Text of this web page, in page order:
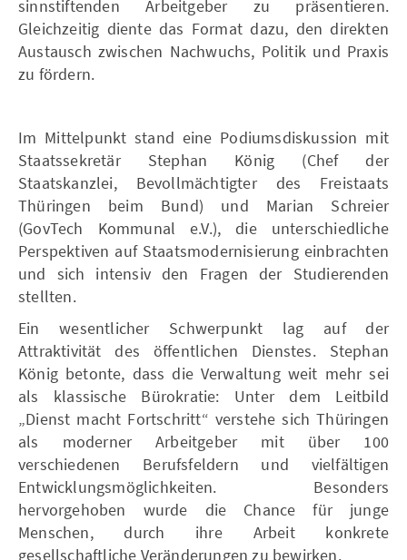
sinnstiftenden Arbeitgeber zu präsentieren.
Gleichzeitig diente das Format dazu, den direkten
Austausch zwischen Nachwuchs, Politik und Praxis
zu fördern.
Im Mittelpunkt stand eine Podiumsdiskussion mit
Staatssekretär Stephan König (Chef der
Staatskanzlei, Bevollmächtigter des Freistaats
Thüringen beim Bund) und Marian Schreier
(GovTech Kommunal e.V.), die unterschiedliche
Perspektiven auf Staatsmodernisierung einbrachten
und sich intensiv den Fragen der Studierenden
stellten.
Ein wesentlicher Schwerpunkt lag auf der
Attraktivität des öffentlichen Dienstes. Stephan
König betonte, dass die Verwaltung weit mehr sei
als klassische Bürokratie: Unter dem Leitbild
„Dienst macht Fortschritt“ verstehe sich Thüringen
als moderner Arbeitgeber mit über 100
verschiedenen Berufsfeldern und vielfältigen
Entwicklungsmöglichkeiten. Besonders
hervorgehoben wurde die Chance für junge
Menschen, durch ihre Arbeit konkrete
gesellschaftliche Veränderungen zu bewirken.